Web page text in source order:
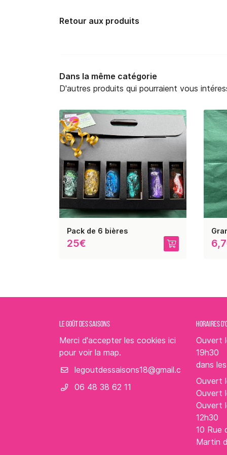
Retour aux produits
Dans la même catégorie
D'autres produits qui pourraient vous
Pack de 6 bières
25€
LE GOÛT DES SAISONS
Merci d'accepter les cookies ici
pour voir la map.
06 48 38 62 11
HORAIRES
Ouvert
19h30
dans
Ouvert
Ouvert
Ouvert
12h30
10 Rue
Martin